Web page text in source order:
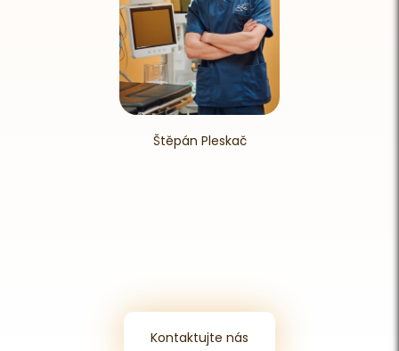
Štěpán Pleskač
Kontaktujte nás